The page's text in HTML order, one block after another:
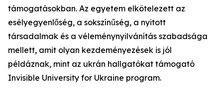
támogatásokban. Az egyetem elkötelezett az
esélyegyenlőség, a sokszínűség, a nyitott
társadalmak és a véleménynyilvánítás szabadsága
mellett, amit olyan kezdeményezések is jól
példáznak, mint az ukrán hallgatókat támogató
Invisible University for Ukraine program.